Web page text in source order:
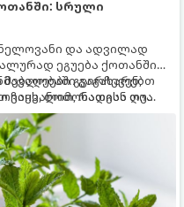
სრული
და ადვილად
ეგუება ქოთანში
გვირჩევენ,
რადგან ღია
ფესვებით ძალიან
ავიწროებს.
გაგახარებთ
ლიმონათისა თუ